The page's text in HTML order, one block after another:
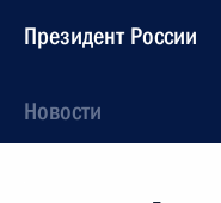
Президент России
Новости